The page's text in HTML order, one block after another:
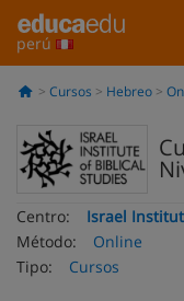
perú
Cursos Hebreo
Centro:
Israel
Método:
Online
Tipo:
Cursos